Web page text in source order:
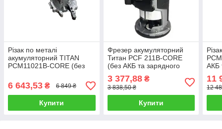
Різак по металі
акумуляторний TITAN
PCM11021B-CORE (без
пристрою)
6 643,53 ₴ 6 849 ₴
Купити
Фрезер акумуляторний
Титан PCF 211B-CORE
(без АКБ та зарядного
пристрою)
3 377,88₴
3 838,50 ₴
Купити
АКБ
11
12